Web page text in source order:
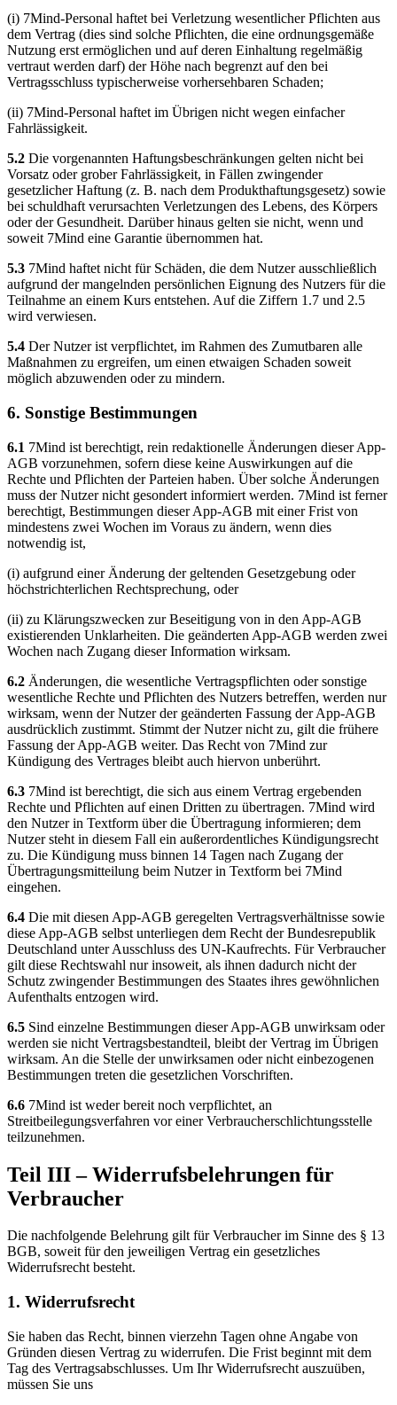
(i) 7Mind-Personal haftet bei Verletzung wesentlicher Pflichten aus
dem Vertrag (dies sind solche Pflichten, die eine ordnungsgemäße
Nutzung erst ermöglichen und auf deren Einhaltung regelmäßig
vertraut werden darf) der Höhe nach begrenzt auf den bei
Vertragsschluss typischerweise vorhersehbaren Schaden;
(ii) 7Mind-Personal haftet im Übrigen nicht wegen einfacher
Fahrlässigkeit.
5.2 Die vorgenannten Haftungsbeschränkungen gelten nicht bei
Vorsatz oder grober Fahrlässigkeit, in Fällen zwingender
gesetzlicher Haftung (z. B. nach dem Produkthaftungsgesetz) sowie
bei schuldhaft verursachten Verletzungen des Lebens, des Körpers
oder der Gesundheit. Darüber hinaus gelten sie nicht, wenn und
soweit 7Mind eine Garantie übernommen hat.
5.3 7Mind haftet nicht für Schäden, die dem Nutzer ausschließlich
aufgrund der mangelnden persönlichen Eignung des Nutzers für die
Teilnahme an einem Kurs entstehen. Auf die Ziffern 1.7 und 2.5
wird verwiesen.
5.4 Der Nutzer ist verpflichtet, im Rahmen des Zumutbaren alle
Maßnahmen zu ergreifen, um einen etwaigen Schaden soweit
möglich abzuwenden oder zu mindern.
6. Sonstige Bestimmungen
6.1 7Mind ist berechtigt, rein redaktionelle Änderungen dieser App-
AGB vorzunehmen, sofern diese keine Auswirkungen auf die
Rechte und Pflichten der Parteien haben. Über solche Änderungen
muss der Nutzer nicht gesondert informiert werden. 7Mind ist ferner
berechtigt, Bestimmungen dieser App-AGB mit einer Frist von
mindestens zwei Wochen im Voraus zu ändern, wenn dies
notwendig ist,
(i) aufgrund einer Änderung der geltenden Gesetzgebung oder
höchstrichterlichen Rechtsprechung, oder
(ii) zu Klärungszwecken zur Beseitigung von in den App-AGB
existierenden Unklarheiten. Die geänderten App-AGB werden zwei
Wochen nach Zugang dieser Information wirksam.
6.2 Änderungen, die wesentliche Vertragspflichten oder sonstige
wesentliche Rechte und Pflichten des Nutzers betreffen, werden nur
wirksam, wenn der Nutzer der geänderten Fassung der App-AGB
ausdrücklich zustimmt. Stimmt der Nutzer nicht zu, gilt die frühere
Fassung der App-AGB weiter. Das Recht von 7Mind zur
Kündigung des Vertrages bleibt auch hiervon unberührt.
6.3 7Mind ist berechtigt, die sich aus einem Vertrag ergebenden
Rechte und Pflichten auf einen Dritten zu übertragen. 7Mind wird
den Nutzer in Textform über die Übertragung informieren; dem
Nutzer steht in diesem Fall ein außerordentliches Kündigungsrecht
zu. Die Kündigung muss binnen 14 Tagen nach Zugang der
Übertragungsmitteilung beim Nutzer in Textform bei 7Mind
eingehen.
6.4 Die mit diesen App-AGB geregelten Vertragsverhältnisse sowie
diese App-AGB selbst unterliegen dem Recht der Bundesrepublik
Deutschland unter Ausschluss des UN-Kaufrechts. Für Verbraucher
gilt diese Rechtswahl nur insoweit, als ihnen dadurch nicht der
Schutz zwingender Bestimmungen des Staates ihres gewöhnlichen
Aufenthalts entzogen wird.
6.5 Sind einzelne Bestimmungen dieser App-AGB unwirksam oder
werden sie nicht Vertragsbestandteil, bleibt der Vertrag im Übrigen
wirksam. An die Stelle der unwirksamen oder nicht einbezogenen
Bestimmungen treten die gesetzlichen Vorschriften.
6.6 7Mind ist weder bereit noch verpflichtet, an
Streitbeilegungsverfahren vor einer Verbraucherschlichtungsstelle
teilzunehmen.
Teil III – Widerrufsbelehrungen für
Verbraucher
Die nachfolgende Belehrung gilt für Verbraucher im Sinne des § 13
BGB, soweit für den jeweiligen Vertrag ein gesetzliches
Widerrufsrecht besteht.
1. Widerrufsrecht
Sie haben das Recht, binnen vierzehn Tagen ohne Angabe von
Gründen diesen Vertrag zu widerrufen. Die Frist beginnt mit dem
Tag des Vertragsabschlusses. Um Ihr Widerrufsrecht auszuüben,
müssen Sie uns